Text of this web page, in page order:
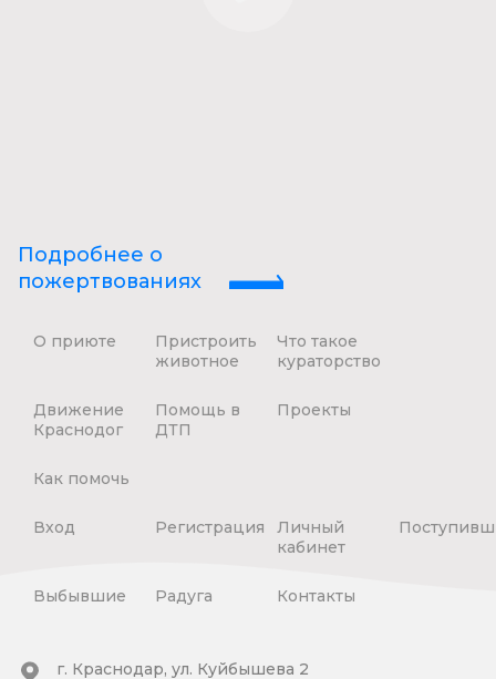
Подробнее о
пожертвованиях
О приюте
Пристроить
животное
Что такое
кураторство
Движение
Краснодог
Помощь в
ДТП
Проекты
Как помочь
Вход Регистрация
Личный
кабинет
Выбывшие Радуга Контакты
г. Краснодар, ул. Куйбышева 2